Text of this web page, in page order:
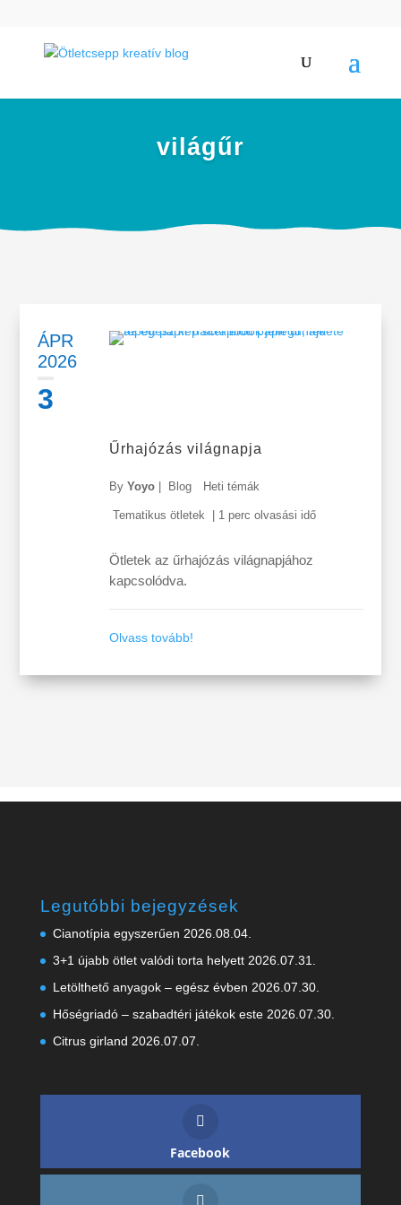
világűr
ÁPR
2026
3
Űrhajózás világnapja
ByYoyo | Blog Heti témák
Tematikus ötletek | 1 perc olvasási idő
Ötletek az űrhajózás világnapjához
kapcsolódva.
Olvass tovább!
Legutóbbi bejegyzések
Cianotípia egyszerűen 2026.08.04.
3+1 újabb ötlet valódi torta helyett 2026.07.31.
Letölthető anyagok – egész évben 2026.07.30.
Hőségriadó – szabadtéri játékok este 2026.07.30.
Citrus girland 2026.07.07.
Facebook